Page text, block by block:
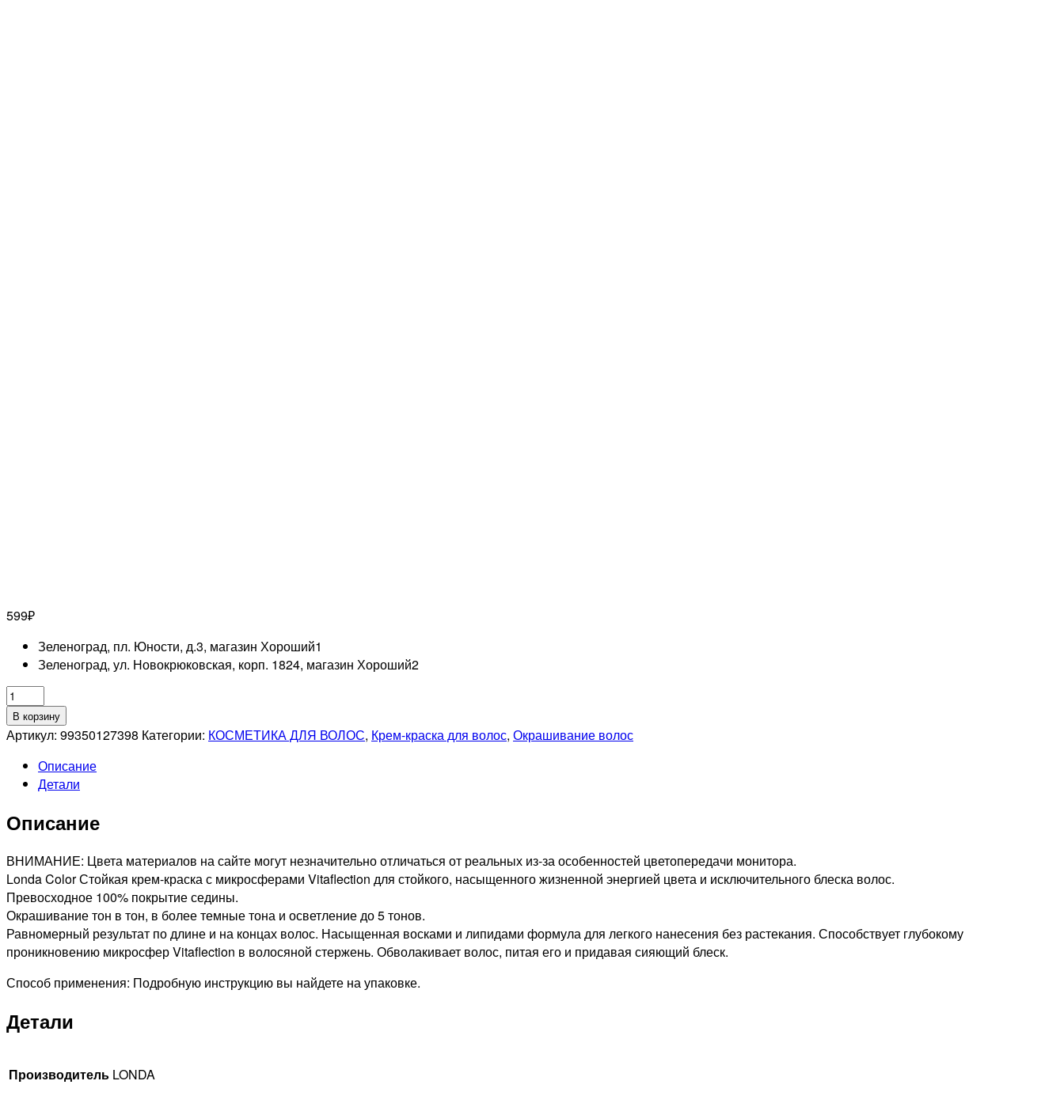
599₽
Зеленоград, пл. Юности, д.3, магазин Хороший1
Зеленоград, ул. Новокрюковская, корп. 1824, магазин Хороший2
Количество
товара
LONDA
6/43
LONDACOLOR
КРЕМ-
ДЛЯ
ВОЛОС
ТЕМНЫЙ
БЛОНД
МЕДНО-
ЗОЛОТИСТЫЙ,
В корзину
Артикул: 99350127398 Категории: КОСМЕТИКА ДЛЯ ВОЛОС, Крем-краска для волос, Окрашивание волос
Описание
Детали
Описание
ВНИМАНИЕ: Цвета материалов на сайте могут незначительно отличаться от реальных из-за особенностей цветопередачи монитора.
Londa Color Стойкая крем-краска с микросферами Vitaflection для стойкого, насыщенного жизненной энергией цвета и исключительного блеска волос.
Превосходное 100% покрытие седины.
Окрашивание тон в тон, в более темные тона и осветление до 5 тонов.
Равномерный результат по длине и на концах волос. Насыщенная восками и липидами формула для легкого нанесения без растекания. Способствует глубокому
проникновению микросфер Vitaflection в волосяной стержень. Обволакивает волос, питая его и придавая сияющий блеск.
Способ применения: Подробную инструкцию вы найдете на упаковке.
Детали
Производитель LONDA